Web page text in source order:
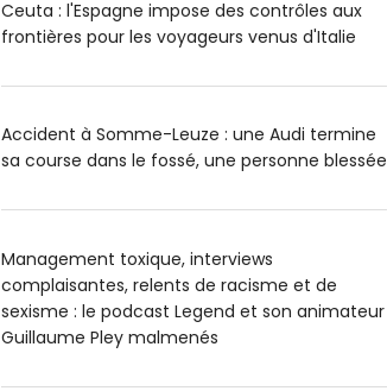
Ceuta : l'Espagne impose des contrôles aux
frontières pour les voyageurs venus d'Italie
Accident à Somme-Leuze : une Audi termine
sa course dans le fossé, une personne blessée
Management toxique, interviews
complaisantes, relents de racisme et de
sexisme : le podcast Legend et son animateur
Guillaume Pley malmenés